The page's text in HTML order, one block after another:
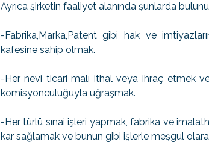
Ayrıca şirketin faaliyet alanında şunlarda
-Fabrika,Marka,Patent gibi hak ve
kafesine sahip olmak.
-Her nevi ticari malı ithal veya ihraç etmek
komisyonculuğuyla uğraşmak.
-Her türlü sınai işleri yapmak, fabrika ve
kar sağlamak ve bunun gibi işlerle meşgul